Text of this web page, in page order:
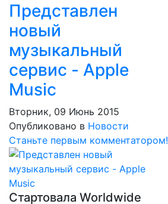
Представлен
новый
музыкальный
сервис - Apple
Music
Вторник, 09 Июнь 2015
Опубликовано в Новости
Станьте первым комментатором!
Стартовала Worldwide